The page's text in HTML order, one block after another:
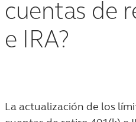
cuentas de
e IRA?
La actualización de los